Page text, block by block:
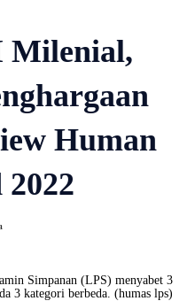
Milenial,
Human
Simpanan (LPS) menyabet 3
3 kategori berbeda. (humas lps)